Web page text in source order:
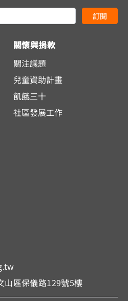
訂閱
關懷與捐款
關注議題
兒童資助計畫
飢餓三十
社區發展工作
山區保儀路129號5樓